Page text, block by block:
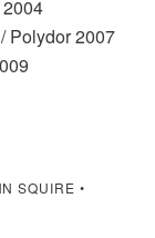
Polydor 2007
SQUIRE •